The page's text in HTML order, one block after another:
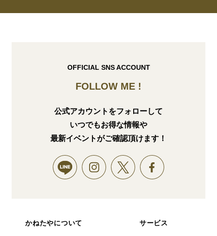
OFFICIAL SNS ACCOUNT
FOLLOW ME !
公式アカウントをフォローして
いつでもお得な情報や
最新イベントがご確認頂けます！
かねたやについて サービス